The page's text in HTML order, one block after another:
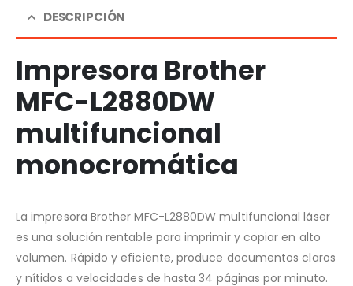
DESCRIPCIÓN
Impresora Brother
MFC-L2880DW
multifuncional
monocromática
La impresora Brother MFC-L2880DW multifuncional láser
es una solución rentable para imprimir y copiar en alto
volumen. Rápido y eficiente, produce documentos claros
y nítidos a velocidades de hasta 34 páginas por minuto.